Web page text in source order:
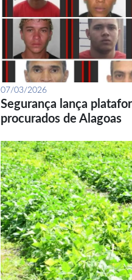
07/03/2026
Segurança lança
procurados de Alagoas